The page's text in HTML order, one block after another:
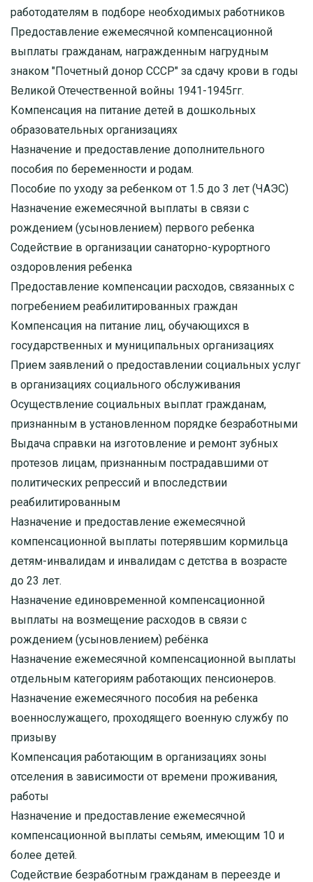
работодателям в подборе необходимых работников
Предоставление ежемесячной компенсационной
выплаты гражданам, награжденным нагрудным
знаком "Почетный донор СССР" за сдачу крови в годы
Великой Отечественной войны 1941-1945гг.
Компенсация на питание детей в дошкольных
образовательных организациях
Назначение и предоставление дополнительного
пособия по беременности и родам.
Пособие по уходу за ребенком от 1.5 до 3 лет (ЧАЭС)
Назначение ежемесячной выплаты в связи с
рождением (усыновлением) первого ребенка
Содействие в организации санаторно-курортного
оздоровления ребенка
Предоставление компенсации расходов, связанных с
погребением реабилитированных граждан
Компенсация на питание лиц, обучающихся в
государственных и муниципальных организациях
Прием заявлений о предоставлении социальных услуг
в организациях социального обслуживания
Осуществление социальных выплат гражданам,
признанным в установленном порядке безработными
Выдача справки на изготовление и ремонт зубных
протезов лицам, признанным пострадавшими от
политических репрессий и впоследствии
реабилитированным
Назначение и предоставление ежемесячной
компенсационной выплаты потерявшим кормильца
детям-инвалидам и инвалидам с детства в возрасте
до 23 лет.
Назначение единовременной компенсационной
выплаты на возмещение расходов в связи с
рождением (усыновлением) ребёнка
Назначение ежемесячной компенсационной выплаты
отдельным категориям работающих пенсионеров.
Назначение ежемесячного пособия на ребенка
военнослужащего, проходящего военную службу по
призыву
Компенсация работающим в организациях зоны
отселения в зависимости от времени проживания,
работы
Назначение и предоставление ежемесячной
компенсационной выплаты семьям, имеющим 10 и
более детей.
Содействие безработным гражданам в переезде и